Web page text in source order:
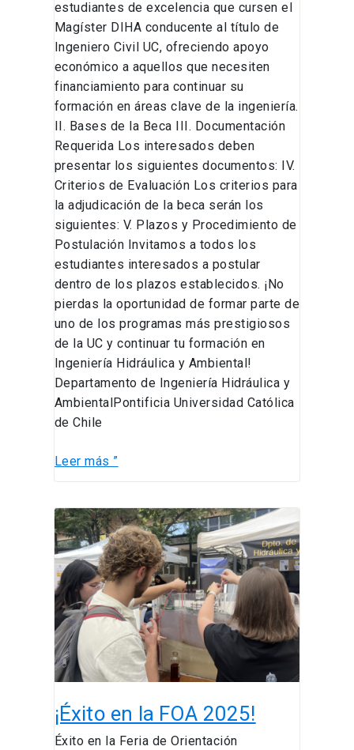
estudiantes de excelencia que cursen el
Magíster DIHA conducente al título de
Ingeniero Civil UC, ofreciendo apoyo
económico a aquellos que necesiten
financiamiento para continuar su
formación en áreas clave de la ingeniería.
II. Bases de la Beca III. Documentación
Requerida Los interesados deben
presentar los siguientes documentos: IV.
Criterios de Evaluación Los criterios para
la adjudicación de la beca serán los
siguientes: V. Plazos y Procedimiento de
Postulación Invitamos a todos los
estudiantes interesados a postular
dentro de los plazos establecidos. ¡No
pierdas la oportunidad de formar parte de
uno de los programas más prestigiosos
de la UC y continuar tu formación en
Ingeniería Hidráulica y Ambiental!
Departamento de Ingeniería Hidráulica y
AmbientalPontificia Universidad Católica
de Chile
Leer más ”
¡Éxito en la FOA 2025!
Éxito en la Feria de Orientación
¡Éxito
en
la
FOA
2025!